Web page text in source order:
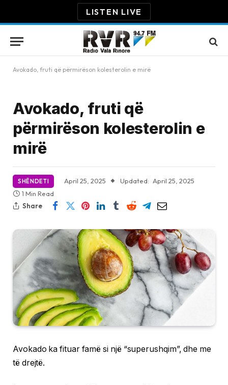
LISTEN LIVE
Avokado, fruti që përmirëson kolesterolin e mirë
Avokado, fruti që
përmirëson kolesterolin e
mirë
SHËNDETI April 25, 2025 Updated: April 25, 2025
1 Min Read
Share
Avokado ka fituar famë si një “superushqim”, dhe me
të drejtë.